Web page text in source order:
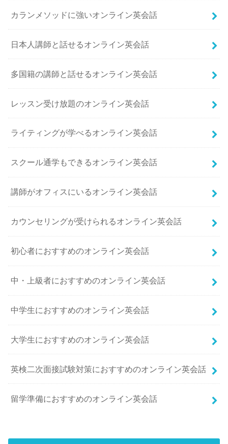
カランメソッドに強いオンライン英会話
日本人講師と話せるオンライン英会話
多国籍の講師と話せるオンライン英会話
レッスン受け放題のオンライン英会話
ライティングが学べるオンライン英会話
スクール通学もできるオンライン英会話
講師がオフィスにいるオンライン英会話
カウンセリングが受けられるオンライン英会話
初心者におすすめのオンライン英会話
中・上級者におすすめのオンライン英会話
中学生におすすめのオンライン英会話
大学生におすすめのオンライン英会話
英検二次面接試験対策におすすめのオンライン英会話
留学準備におすすめのオンライン英会話